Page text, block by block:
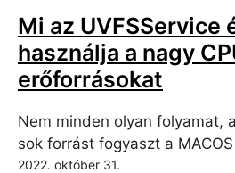
Mi az UVFSService
használja a nagy
erőforrásokat
Nem minden olyan folyamat,
sok forrást fogyaszt a
2022. október 31.